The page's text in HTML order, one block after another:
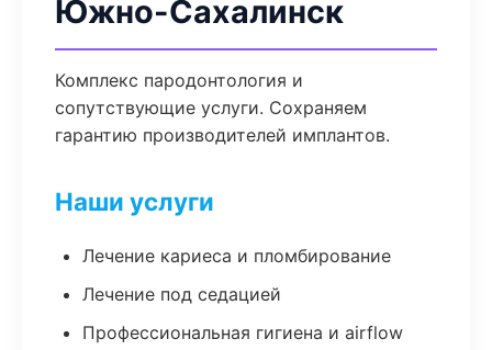
Южно-Сахалинск
Комплекс пародонтология и
сопутствующие услуги. Сохраняем
гарантию производителей имплантов.
Наши услуги
Лечение кариеса и пломбирование
Лечение под седацией
Профессиональная гигиена и airflow